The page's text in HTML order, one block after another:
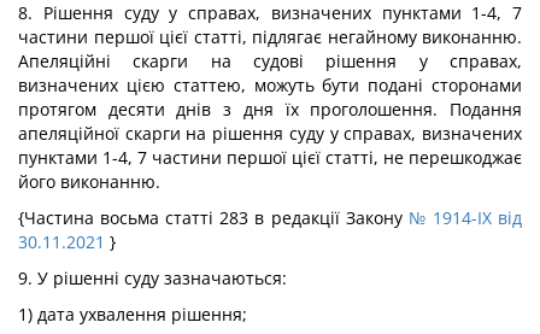
8. Рішення суду у справах, визначених пунктами 1-4, 7
частини першої цієї статті, підлягає негайному виконанню.
Апеляційні скарги на судові рішення у справах,
визначених цією статтею, можуть бути подані сторонами
протягом десяти днів з дня їх проголошення. Подання
апеляційної скарги на рішення суду у справах, визначених
пунктами 1-4, 7 частини першої цієї статті, не перешкоджає
його виконанню.
{Частина восьма статті 283 в редакції Закону № 1914-IX від
30.11.2021 }
9. У рішенні суду зазначаються:
1) дата ухвалення рішення;